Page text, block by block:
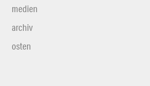
medien
archiv
osten